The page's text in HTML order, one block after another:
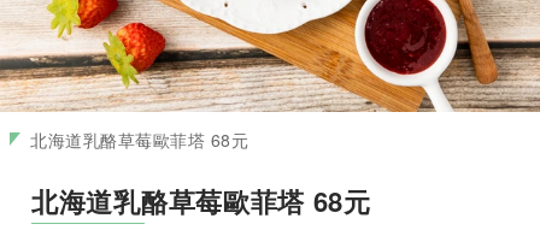
北海道乳酪草莓歐菲塔 68元
北海道乳酪草莓歐菲塔 68元